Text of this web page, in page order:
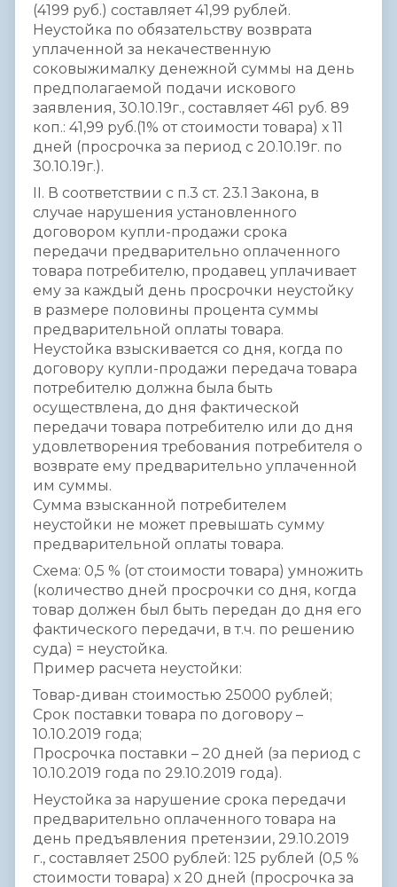
(4199 руб.) составляет 41,99 рублей.
Неустойка по обязательству возврата
уплаченной за некачественную
соковыжималку денежной суммы на день
предполагаемой подачи искового
заявления, 30.10.19г., составляет 461 руб. 89
коп.: 41,99 руб.(1% от стоимости товара) х 11
дней (просрочка за период с 20.10.19г. по
30.10.19г.).
II. В соответствии с п.3 ст. 23.1 Закона, в
случае нарушения установленного
договором купли-продажи срока
передачи предварительно оплаченного
товара потребителю, продавец уплачивает
ему за каждый день просрочки неустойку
в размере половины процента суммы
предварительной оплаты товара.
Неустойка взыскивается со дня, когда по
договору купли-продажи передача товара
потребителю должна была быть
осуществлена, до дня фактической
передачи товара потребителю или до дня
удовлетворения требования потребителя о
возврате ему предварительно уплаченной
им суммы.
Сумма взысканной потребителем
неустойки не может превышать сумму
предварительной оплаты товара.
Схема: 0,5 % (от стоимости товара) умножить
(количество дней просрочки со дня, когда
товар должен был быть передан до дня его
фактического передачи, в т.ч. по решению
суда) = неустойка.
Пример расчета неустойки:
Товар-диван стоимостью 25000 рублей;
Срок поставки товара по договору –
10.10.2019 года;
Просрочка поставки – 20 дней (за период с
10.10.2019 года по 29.10.2019 года).
Неустойка за нарушение срока передачи
предварительно оплаченного товара на
день предъявления претензии, 29.10.2019
г., составляет 2500 рублей: 125 рублей (0,5 %
стоимости товара) х 20 дней (просрочка за